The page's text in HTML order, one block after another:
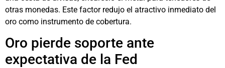
otras monedas. Este factor redujo el atractivo inmediato del
oro como instrumento de cobertura.
Oro pierde soporte ante
expectativa de la Fed